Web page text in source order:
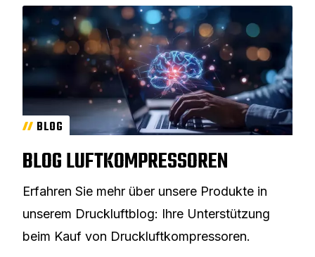
BLOG
BLOG LUFTKOMPRESSOREN
Erfahren Sie mehr über unsere Produkte in
unserem Druckluftblog: Ihre Unterstützung
beim Kauf von Druckluftkompressoren.